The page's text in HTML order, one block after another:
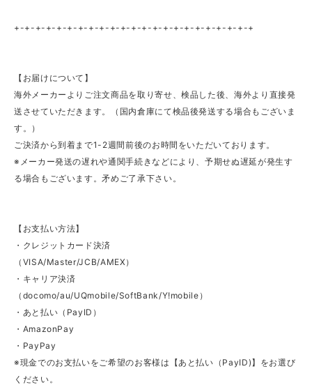
+-+-+-+-+-+-+-+-+-+-+-+-+-+-+-+-+-+-+-+-+-+-+
【お届けについて】
海外メーカーよりご注文商品を取り寄せ、検品した後、海外より直接発
送させていただきます。（国内倉庫にて検品後発送する場合もございま
す。）
ご決済から到着まで1-2週間前後のお時間をいただいております。
※メーカー発送の遅れや通関手続きなどにより、予期せぬ遅延が発生す
る場合もございます。矛めご了承下さい。
【お支払い方法】
・クレジットカード決済
（VISA/Master/JCB/AMEX）
・キャリア決済
（docomo/au/UQmobile/SoftBank/Y!mobile）
・あと払い（PayID）
・AmazonPay
・PayPay
※現金でのお支払いをご希望のお客様は【あと払い（PayID)】をお選び
ください。